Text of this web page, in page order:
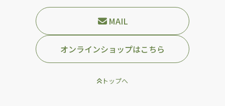
MAIL
オンラインショップはこちら
トップへ